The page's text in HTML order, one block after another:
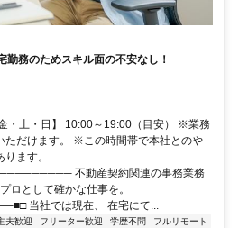
勤務のためスキル面の不安なし！
・土・日】 10:00～19:00（目安） ※業務
ただけます。 ※この時間帯で本社とのや
ます。
不動産契約関連の事務業務
として確かな仕事を。
当社では現在、 在宅にて...
夫歓迎 フリーター歓迎 学歴不問
フルリモート